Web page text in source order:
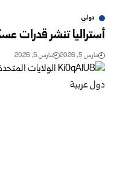
دولي
أستراليا تنشر قدرات
مارس 5, 2026 مارس 5, 2026